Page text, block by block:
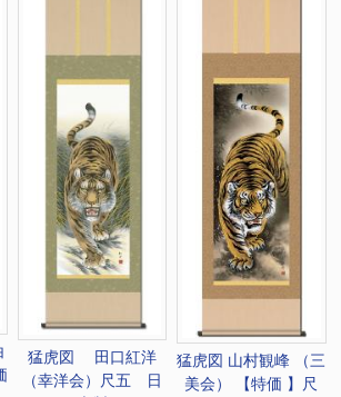
猛虎図 田口紅洋
（幸洋会）尺五 日
猛虎図 山村観峰 （三
美会） 【特価 】尺